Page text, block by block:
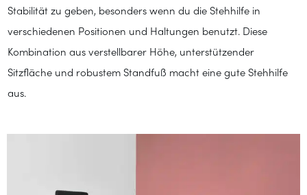
Stabilität zu geben, besonders wenn du die Stehhilfe in
verschiedenen Positionen und Haltungen benutzt. Diese
Kombination aus verstellbarer Höhe, unterstützender
Sitzfläche und robustem Standfuß macht eine gute Stehhilfe
aus.